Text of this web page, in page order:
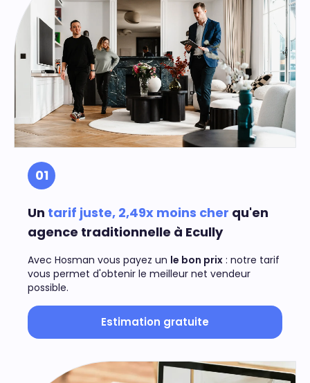
01
Un tarif juste, 2,49x moins cher qu'en
agence traditionnelle à Ecully
Avec Hosman vous payez un le bon prix : notre tarif
vous permet d'obtenir le meilleur net vendeur
possible.
Estimation gratuite